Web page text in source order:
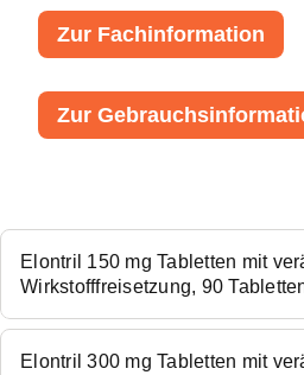
Zur Fachinformation
Zur
Elontril 150 mg Tabletten mit
Wirkstofffreisetzung, 90
Elontril 300 mg Tabletten mit